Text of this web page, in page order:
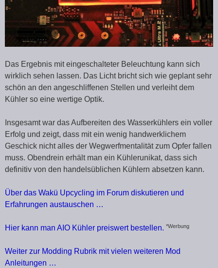
Das Ergebnis mit eingeschalteter Beleuchtung kann sich
wirklich sehen lassen. Das Licht bricht sich wie geplant sehr
schön an den angeschliffenen Stellen und verleiht dem
Kühler so eine wertige Optik.
Insgesamt war das Aufbereiten des Wasserkühlers ein voller
Erfolg und zeigt, dass mit ein wenig handwerklichem
Geschick nicht alles der Wegwerfmentalität zum Opfer fallen
muss. Obendrein erhält man ein Kühlerunikat, dass sich
definitiv von den handelsüblichen Kühlern absetzen kann.
Über das Wakü Upcycling im Forum diskutieren und
Erfahrungen austauschen …
Hier kann man AIO Kühler preiswert bestellen. *Werbung
Weiter zur Modding Rubrik mit vielen weiteren Mod
Anleitungen …